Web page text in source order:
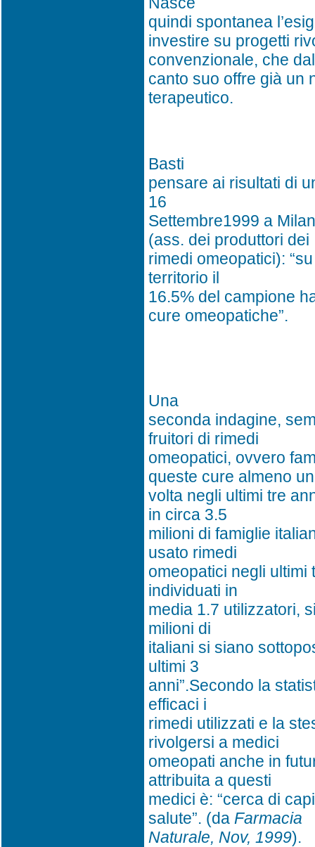
quindi spontanea
investire su progetti
convenzionale, che dal
canto suo offre già un
terapeutico.
Basti
pensare ai risultati di
16
Settembre1999 a
(ass. dei produttori dei
rimedi omeopatici):
territorio il
16.5% del campione
cure omeopatiche”.
Una
seconda indagine,
fruitori di rimedi
omeopatici, ovvero
queste cure almeno
volta negli ultimi tre
in circa 3.5
milioni di famiglie
usato rimedi
omeopatici negli ultimi
individuati in
media 1.7 utilizzatori,
milioni di
italiani si siano
ultimi 3
anni”.Secondo la
efficaci i
rimedi utilizzati e la
rivolgersi a medici
omeopati anche in
attribuita a questi
medici è: “cerca di
salute”. (da Farmacia
Naturale, Nov, 1999).